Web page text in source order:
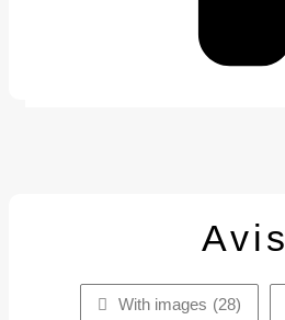
Avis
With images (28)